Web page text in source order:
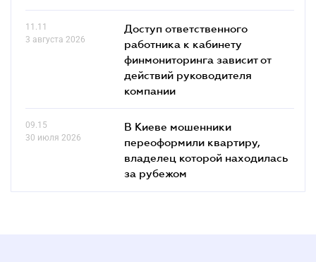
11.11
3 августа 2026
Доступ ответственного
работника к кабинету
финмониторинга зависит от
действий руководителя
компании
09.15
30 июля 2026
В Киеве мошенники
переоформили квартиру,
владелец которой находилась
за рубежом